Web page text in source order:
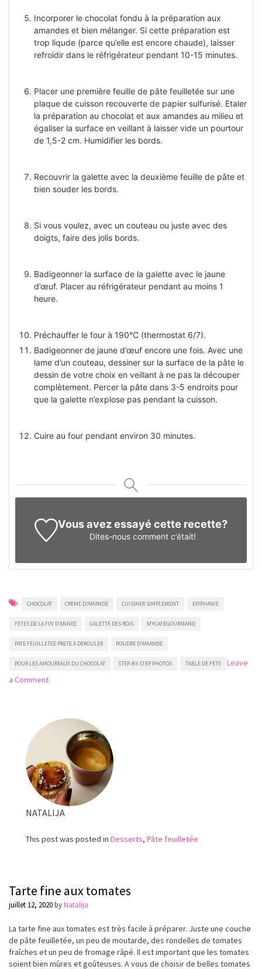
Incorporer le chocolat fondu à la préparation aux
amandes et bien mélanger. Si cette préparation est
trop liqude (parce qu’elle est encore chaude), laisser
refroidir dans le réfrigérateur pendant 10-15 minutes.
Placer une première feuille de pâte feuilletée sur une
plaque de cuisson recouverte de papier sulfurisé. Etaler
la préparation au chocolat et aux amandes au milieu et
égaliser la surface en veillant à laisser vide un pourtour
de 1,5-2 cm. Humidifier les bords.
Recouvrir la galette avec la deuxième feuille de pâte et
bien souder les bords.
Si vous voulez, avec un couteau ou juste avec des
doigts, faire des jolis bords.
Badigeonner la surface de la galette avec le jaune
d’œuf. Placer au réfrigérateur pendant au moins 1
heure.
Préchauffer le four à 190°C (thermostat 6/7).
Badigeonner de jaune d’œuf encore une fois. Avec une
lame d’un couteau, dessiner sur la surface de la pâte le
dessin de votre choix en veillant à ne pas la découper
complètement. Percer la pâte dans 3-5 endroits pour
que la galette n’explose pas pendant la cuisson.
Cuire au four pendant environ 30 minutes.
Vous avez essayé cette recette?
Dites-nous comment c’était!
CHOCOLAT CREME D'AMANDE CUISINER SIMPLEMENT EPIPHANIE
FETES DE LA FIN D'ANNEE GALETTE DES ROIS MYCAFEGOURMAND
PATE FEUILLETEE PRETE A DEROULER POUDRE D'AMANDE
POUR LES AMOUREAUX DU CHOCOLAT STEP-BY-STEP PHOTOS TABLE DE FETE
Leave
a Commenton
au
chocolat
NATALIJA
This post was posted in Desserts, Pâte feuilletée
Tarte fine aux tomates
juillet 12, 2020byNatalija
La tarte fine aux tomates est très facile à préparer. Juste une couche
de pâte feuilletée, un peu de moutarde, des rondelles de tomates
fraîches et un peu de fromage râpé. Il est important que les tomates
soient bien mûres et goûteuses. A vous de choisir de belles tomates